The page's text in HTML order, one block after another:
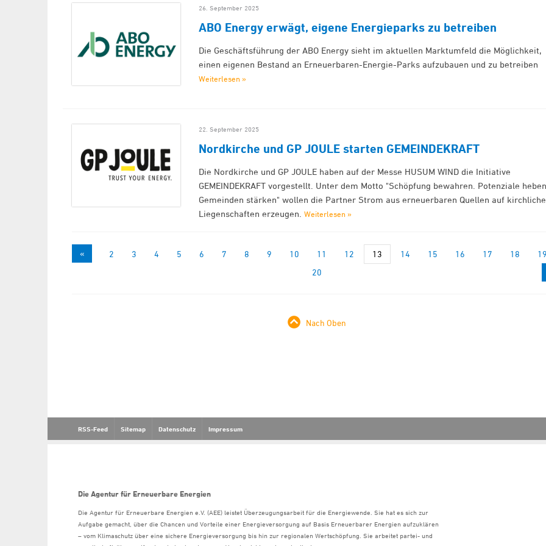
26. September 2025
ABO Energy erwägt, eigene Energieparks zu betreiben
Die Geschäftsführung der ABO Energy sieht im aktuellen Marktumfeld die Möglichkeit,
einen eigenen Bestand an Erneuerbaren-Energie-Parks aufzubauen und zu betreiben
Weiterlesen »
22. September 2025
Nordkirche und GP JOULE starten GEMEINDEKRAFT
Die Nordkirche und GP JOULE haben auf der Messe HUSUM WIND die Initiative
GEMEINDEKRAFT vorgestellt. Unter dem Motto "Schöpfung bewahren. Potenziale heben.
Gemeinden stärken" wollen die Partner Strom aus erneuerbaren Quellen auf
Liegenschaften erzeugen.Weiterlesen »
« 2 3 4 5 6 7 8 9 10 11 12 13 14 15 16 17 18
19
20
Nach Oben
RSS-Feed Sitemap Datenschutz Impressum
Die Agentur für Erneuerbare Energien
Die Agentur für Erneuerbare Energien e.V. (AEE) leistet Überzeugungsarbeit für die Energiewende. Sie hat es sich zur
Aufgabe gemacht, über die Chancen und Vorteile einer Energieversorgung auf Basis Erneuerbarer Energien aufzuklären
– vom Klimaschutz über eine sichere Energieversorgung bis hin zur regionalen Wertschöpfung. Sie arbeitet partei- und